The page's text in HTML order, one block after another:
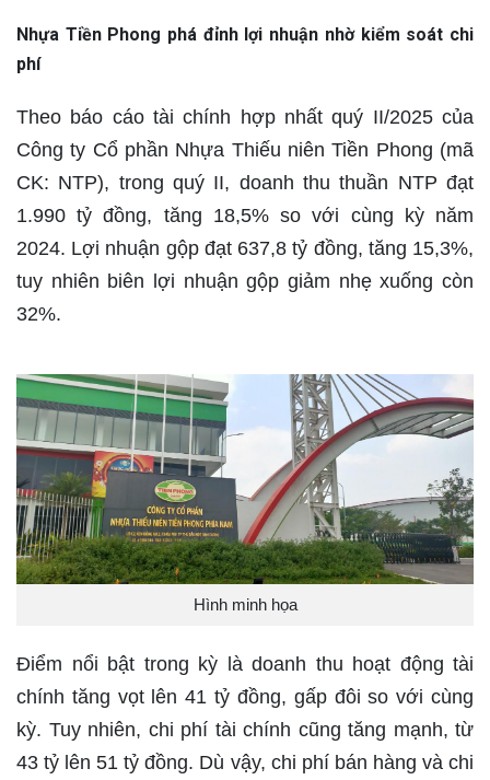
Nhựa Tiền Phong phá đỉnh lợi nhuận nhờ kiểm soát chi
phí
Theo báo cáo tài chính hợp nhất quý II/2025 của
Công ty Cổ phần Nhựa Thiếu niên Tiền Phong (mã
CK: NTP), trong quý II, doanh thu thuần NTP đạt
1.990 tỷ đồng, tăng 18,5% so với cùng kỳ năm
2024. Lợi nhuận gộp đạt 637,8 tỷ đồng, tăng 15,3%,
tuy nhiên biên lợi nhuận gộp giảm nhẹ xuống còn
32%.
Hình minh họa
Điểm nổi bật trong kỳ là doanh thu hoạt động tài
chính tăng vọt lên 41 tỷ đồng, gấp đôi so với cùng
kỳ. Tuy nhiên, chi phí tài chính cũng tăng mạnh, từ
43 tỷ lên 51 tỷ đồng. Dù vậy, chi phí bán hàng và chi